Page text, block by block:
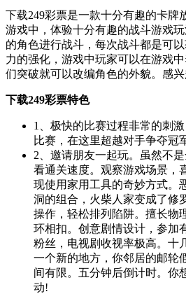
下载249彩票是一款十分有趣的卡牌
游戏中，体验十分有趣的战斗游戏
的角色进行战斗，每次战斗都是可
力的强化，游戏中玩家可以在游戏
们突破就可以改编角色的外貌。感兴
下载249彩票特色
1、极快的比赛过程非常的刺
比赛，在这里超越对手争夺冠
2、邀请朋友一起玩。虽然不
看通关速度。观察游戏场景，
现使用家用工具的奇妙方式。
洞的组合，火柴人家变成了修
操作，轻松排列陷阱。擅长物
环相扣。创意剧情设计，参加
粉丝，电视剧收视率极高。十
一个新的地方，你邻居的邮轮
间有限。五分钟后倒计时。你
动!